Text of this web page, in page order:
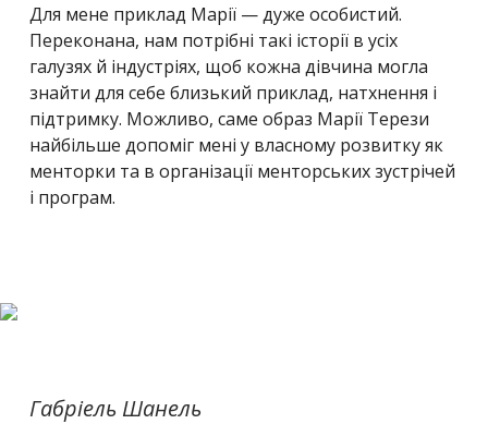
Для мене приклад Марії — дуже особистий.
Переконана, нам потрібні такі історії в усіх
галузях й індустріях, щоб кожна дівчина могла
знайти для себе близький приклад, натхнення і
підтримку. Можливо, саме образ Марії Терези
найбільше допоміг мені у власному розвитку як
менторки та в організації менторських зустрічей
і програм.
Габріель Шанель